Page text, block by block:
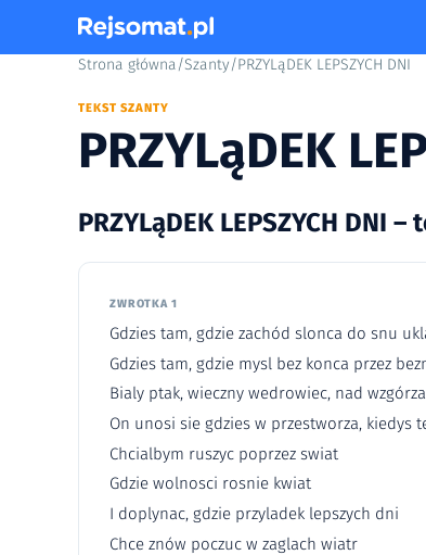
Strona główna/Szanty/PRZYLąDEK LEPSZYCH DNI
TEKST SZANTY
PRZYLąDEK
PRZYLąDEK LEPSZYCH DNI –
ZWROTKA 1
Gdzies tam, gdzie zachód slonca do snu
Gdzies tam, gdzie mysl bez konca przez
Bialy ptak, wieczny wedrowiec, nad
On unosi sie gdzies w przestworza, kiedys
Chcialbym ruszyc poprzez swiat
Gdzie wolnosci rosnie kwiat
I doplynac, gdzie przyladek lepszych dni
Chce znów poczuc w zaglach wiatr